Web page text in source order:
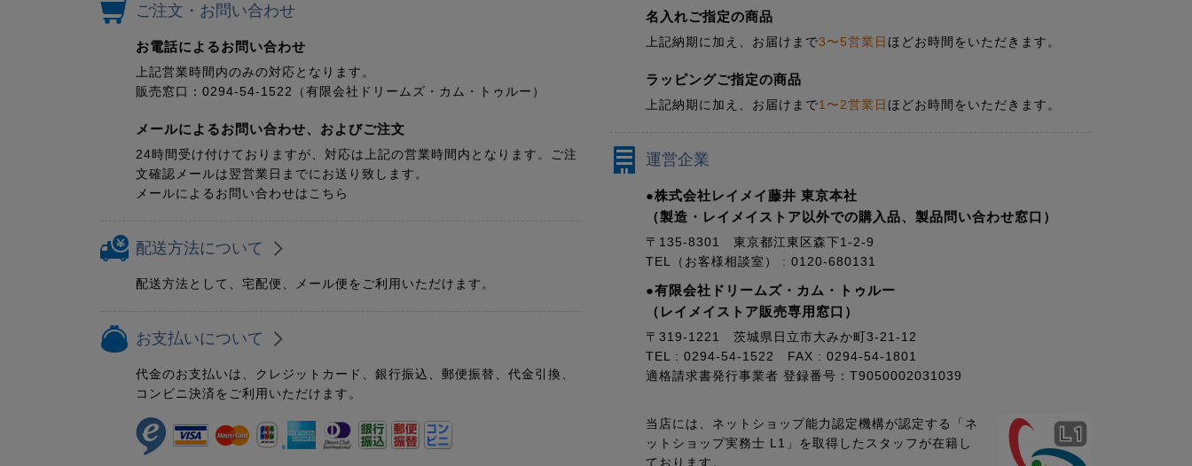
ご注文・お問い合わせ
お電話によるお問い合わせ
上記営業時間内のみの対応となります。
販売窓口：0294-54-1522（有限会社ドリームズ・カム・トゥルー）
メールによるお問い合わせ、およびご注文
24時間受け付けておりますが、対応は上記の営業時間内となります。ご注
文確認メールは翌営業日までにお送り致します。
メールによるお問い合わせはこちら
配送方法について
配送方法として、宅配便、メール便をご利用いただけます。
お支払いについて
代金のお支払いは、クレジットカード、銀行振込、郵便振替、代金引換、
コンビニ決済をご利用いただけます。
名入れご指定の商品
上記納期に加え、お届けまで3〜5営業日 ほどお時間をいただきます。
ラッピングご指定の商品
上記納期に加え、お届けまで1〜2営業日 ほどお時間をいただきます。
運営企業
●株式会社レイメイ藤井 東京本社
（製造・レイメイストア以外での購入品、製品問い合わせ窓口）
〒135-8301 東京都江東区森下1-2-9
TEL（お客様相談室） : 0120-680131
●有限会社ドリームズ・カム・トゥルー
（レイメイストア販売専用窓口）
〒319-1221 茨城県日立市大みか町3-21-12
TEL : 0294-54-1522 FAX : 0294-54-1801
適格請求書発行事業者 登録番号：T9050002031039
当店には、ネットショップ能力認定機構が認定する「ネ
ットショップ実務士 L1」を取得したスタッフが在籍し
ております。